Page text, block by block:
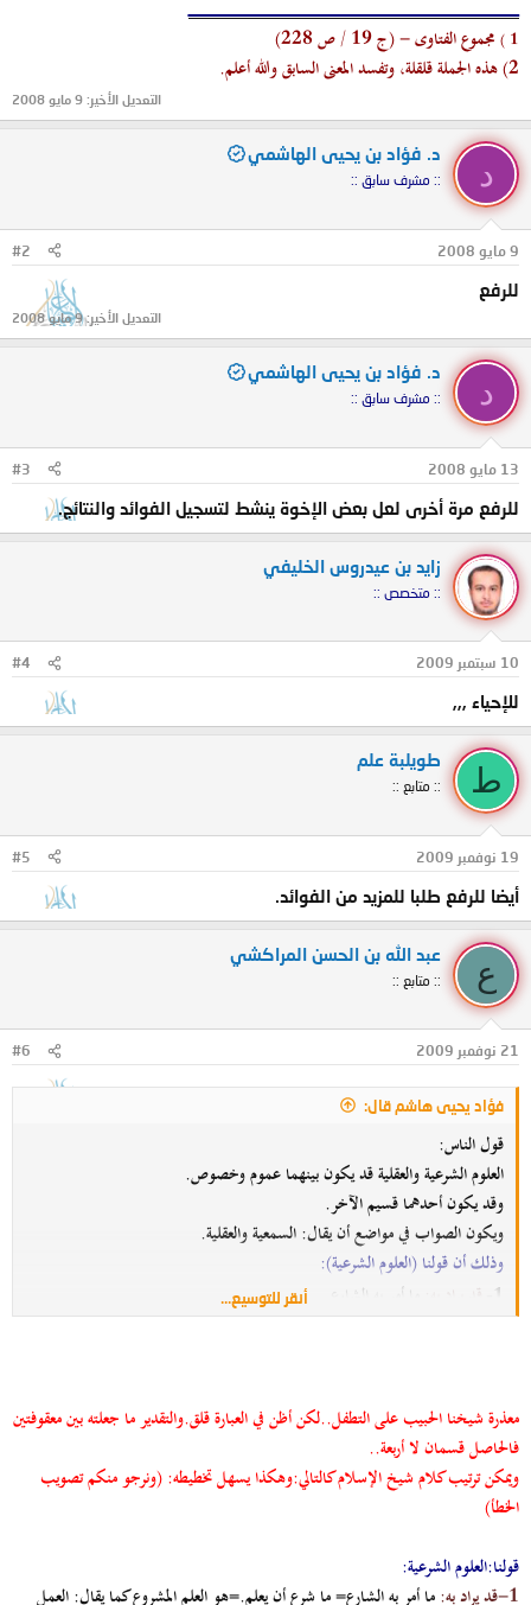
1
) مجموع الفتاوى - (ج 19 / ص 228)
2) هذه الجملة قلقلة، وتفسد المعنى السابق والله أعلم.
التعديل الأخير: 9 مايو 2008
د
د. فؤاد بن يحيى الهاشمي
:: مشرف سابق ::
9 مايو 2008 #2
للرفع
التعديل الأخير:9 مايو 2008
د
د. فؤاد بن يحيى الهاشمي
:: مشرف سابق ::
13 مايو 2008 #3
للرفع مرة أخرى لعل بعض الإخوة ينشط لتسجيل الفوائد والنتائج.
زايد بن عيدروس الخليفي
:: متخصص ::
10 سبتمبر 2009 #4
للإحياء ,,,
ط
طويلبة علم
:: متابع ::
19 نوفمبر 2009 #5
أيضا للرفع طلبا للمزيد من الفوائد.
ع
عبد الله بن الحسن المراكشي
:: متابع ::
21 نوفمبر 2009 #6
فؤاد يحيى هاشم قال:
قول الناس:
العلوم الشرعية والعقلية قد يكون بينهما عموم وخصوص.
وقد يكون أحدهما قسيم الآخر.
ويكون الصواب في مواضع أن يقال: السمعية والعقلية.
وذلك أن قولنا (العلوم الشرعية):
1- قد يراد به: ما أمر به الشارع
وقد يراد به: ما أخبر به الشارع
2- وقد يراد به:ما علمه الشارع
أنقر للتوسيع...
معذرة شيخنا الحبيب على التطفل..لكن أظن في العبارة قلق.والتقدير ما جعلته بين معقوفتين
فالحاصل قسمان لا أربعة..
ويمكن ترتيب كلام شيخ الإسلام كالتالي:وهكذا يسهل تخطيطه:(ونرجو منكم تصويب
الخطأ)
قولنا:العلوم الشرعية:
1-قد يراد به
:ما أمر به الشارع=ما شرع أن يعلم.=هو العلم المشروع كما يقال: العمل